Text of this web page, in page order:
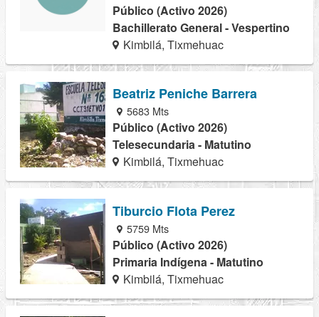
Público (Activo 2026)
Bachillerato General - Vespertino
Kimbilá, Tixmehuac
Beatriz Peniche Barrera
5683 Mts
Público (Activo 2026)
Telesecundaria - Matutino
Kimbilá, Tixmehuac
Tiburcio Flota Perez
5759 Mts
Público (Activo 2026)
Primaria Indígena - Matutino
Kimbilá, Tixmehuac